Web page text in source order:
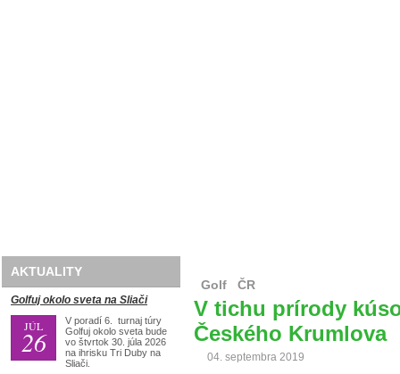
AKTUALITY
Golfuj okolo sveta na Sliači
JÚL
26
V poradí 6. turnaj túry
Golfuj okolo sveta bude
vo štvrtok 30. júla 2026
na ihrisku Tri Duby na
Sliači.
Golf ČR
V tichu prírody
Českého Krumlova
04. septembra 2019